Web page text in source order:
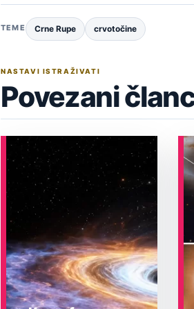
TEME Crne Rupe crvotočine
NASTAVI ISTRAŽIVATI
Povezani